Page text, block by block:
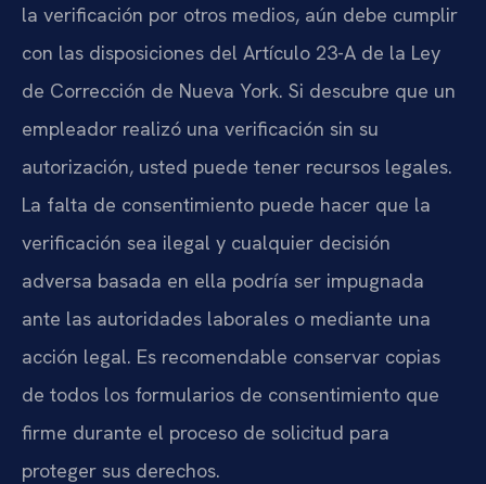
la verificación por otros medios, aún debe cumplir
con las disposiciones del Artículo 23-A de la Ley
de Corrección de Nueva York. Si descubre que un
empleador realizó una verificación sin su
autorización, usted puede tener recursos legales.
La falta de consentimiento puede hacer que la
verificación sea ilegal y cualquier decisión
adversa basada en ella podría ser impugnada
ante las autoridades laborales o mediante una
acción legal. Es recomendable conservar copias
de todos los formularios de consentimiento que
firme durante el proceso de solicitud para
proteger sus derechos.